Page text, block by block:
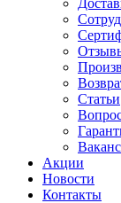
Статьи
Акции
Новости
Контакты